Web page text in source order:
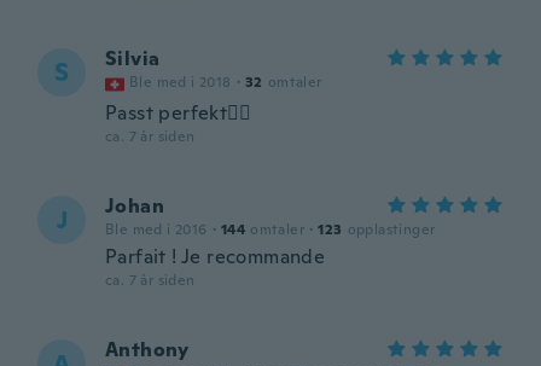
S Silvia
Ble med i 2018 · 32 omtaler
Passt perfekt👍🏼
ca. 7 år siden
J Johan
Ble med i 2016 · 144 omtaler · 123 opplastinger
Parfait ! Je recommande
ca. 7 år siden
Anthony